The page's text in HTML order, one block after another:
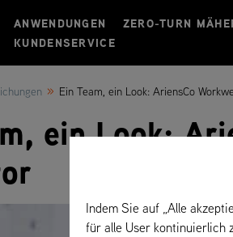
ANWENDUNGEN ZERO-TURN
KUNDENSERVICE
» Ein Team, ein Look: AriensCo
ein Look:
Indem Sie auf „Alle
für alle User kontinuierlich